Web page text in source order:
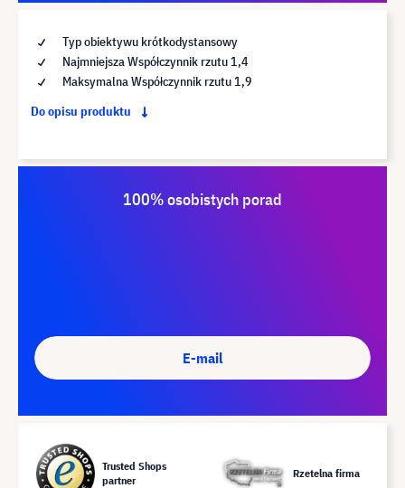
Typ obiektywu krótkodystansowy
Najmniejsza Współczynnik rzutu 1,4
Maksymalna Współczynnik rzutu 1,9
Do opisu produktu
100% osobistych porad
E-mail
Trusted Shops
partner
Rzetelna firma